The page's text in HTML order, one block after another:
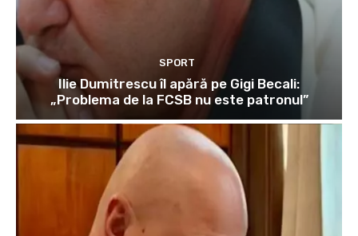
SPORT
Ilie Dumitrescu îl apără pe Gigi Becali:
„Problema de la FCSB nu este patronul”